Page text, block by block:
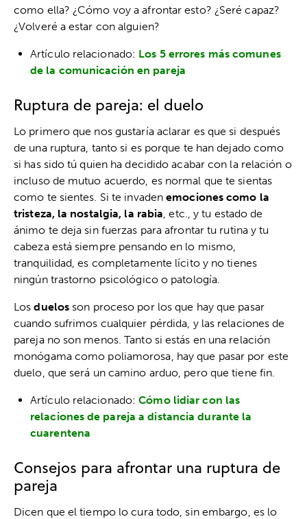
como ella? ¿Cómo voy a afrontar esto? ¿Seré capaz?
¿Volveré a estar con alguien?
Artículo relacionado: Los 5 errores más comunes
de la comunicación en pareja
Ruptura de pareja: el duelo
Lo primero que nos gustaría aclarar es que si después
de una ruptura, tanto si es porque te han dejado como
si has sido tú quien ha decidido acabar con la relación o
incluso de mutuo acuerdo, es normal que te sientas
como te sientes. Si te invadenemociones como la
tristeza, la nostalgia, la rabia, etc., y tu estado de
ánimo te deja sin fuerzas para afrontar tu rutina y tu
cabeza está siempre pensando en lo mismo,
tranquilidad, es completamente lícito y no tienes
ningún trastorno psicológico o patología.
Losduelos son proceso por los que hay que pasar
cuando sufrimos cualquier pérdida, y las relaciones de
pareja no son menos. Tanto si estás en una relación
monógama como poliamorosa, hay que pasar por este
duelo, que será un camino arduo, pero que tiene fin.
Artículo relacionado:Cómo lidiar con las
relaciones de pareja a distancia durante la
cuarentena
Consejos para afrontar una ruptura de
pareja
Dicen que el tiempo lo cura todo, sin embargo, es lo